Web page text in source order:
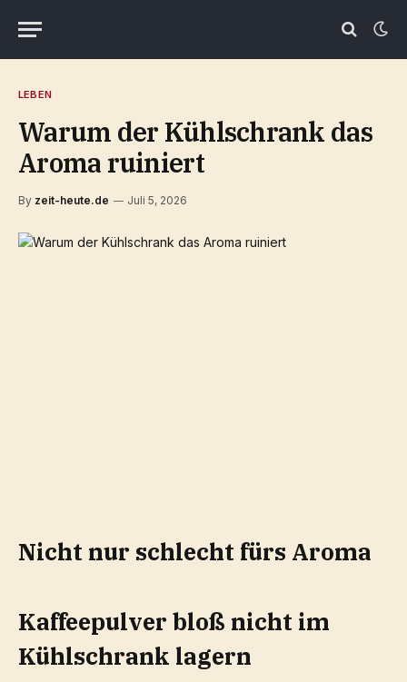
LEBEN
Warum der Kühlschrank das
Aroma ruiniert
By zeit-heute.de Juli 5, 2026
Nicht nur schlecht fürs Aroma
Kaffeepulver bloß nicht im
Kühlschrank lagern